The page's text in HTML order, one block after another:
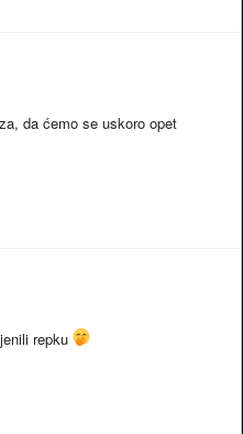
da ćemo se uskoro opet
repku